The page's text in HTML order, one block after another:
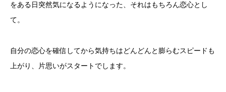
をある日突然気になるようになった、それはもちろん恋心とし
て。
自分の恋心を確信してから気持ちはどんどんと膨らむスピードも
上がり、片思いがスタートでします。